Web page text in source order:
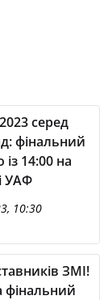
серед
фінальний
14:00 на
УАФ
10:30
ЗМІ!
фінальний